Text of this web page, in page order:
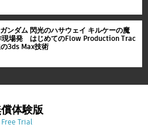
ガンダム 閃光のハサウェイ キルケーの魔
現場発 はじめてのFlow Production Trac
3ds Max技術
体験版
Free Trial